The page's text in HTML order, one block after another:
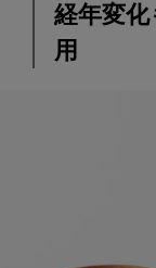
経年変
用